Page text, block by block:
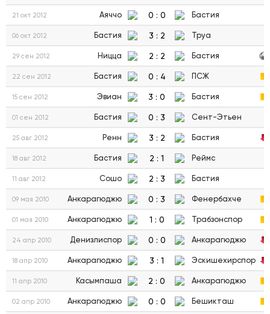
21 окт 2012 Аяччо 0 : 0 Бастия
06 окт 2012 Бастия 3 : 2 Труа
29 сен 2012 Ницца 2 : 2 Бастия
22 сен 2012 Бастия 0 : 4 ПСЖ
15 сен 2012 Эвиан 3 : 0 Бастия
01 сен 2012 Бастия 0 : 3 Сент-Этьен
25 авг 2012 Ренн 3 : 2 Бастия
18 авг 2012 Бастия 2 : 1 Реймс
11 авг 2012 Сошо 2 : 3 Бастия
09 мая 2010 Анкарагюджю 0 : 3 Фенербахче
01 мая 2010 Анкарагюджю 1 : 0 Трабзонспор
24 апр 2010 Денизлиспор 0 : 0 Анкарагюджю
18 апр 2010 Анкарагюджю 3 : 1 Эскишехирспор
11 апр 2010 Касымпаша 2 : 0 Анкарагюджю
02 апр 2010 Анкарагюджю 0 : 0 Бешикташ